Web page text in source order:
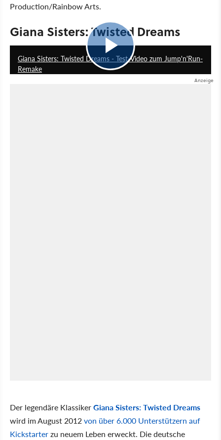
Production/Rainbow Arts.
Giana Sisters: Twisted Dreams
Giana Sisters: Twisted Dreams - Test-Video zum Jump'n'Run-
Remake
Der legendäre KlassikerGiana Sisters: Twisted Dreams
wird im August 2012von über 6.000 Unterstützern auf
Kickstarterzu neuem Leben erweckt. Die deutsche